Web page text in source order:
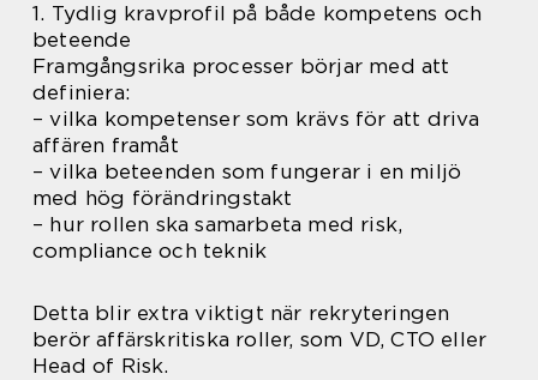
1. Tydlig kravprofil på både kompetens och
beteende
Framgångsrika processer börjar med att
definiera:
– vilka kompetenser som krävs för att driva
affären framåt
– vilka beteenden som fungerar i en miljö
med hög förändringstakt
– hur rollen ska samarbeta med risk,
compliance och teknik
Detta blir extra viktigt när rekryteringen
berör affärskritiska roller, som VD, CTO eller
Head of Risk.